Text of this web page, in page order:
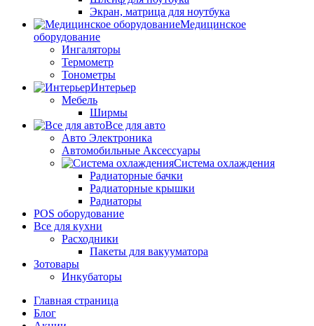
Экран, матрица для ноутбука
Медицинское
оборудование
Ингаляторы
Термометр
Тонометры
Интерьер
Мебель
Ширмы
Все для авто
Авто Электроника
Автомобильные Аксессуары
Система охлаждения
Радиаторные бачки
Радиаторные крышки
Радиаторы
POS оборудование
Все для кухни
Расходники
Пакеты для вакууматора
Зотовары
Инкубаторы
Главная страница
Блог